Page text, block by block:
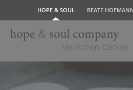
HOPE & SOUL BEATE